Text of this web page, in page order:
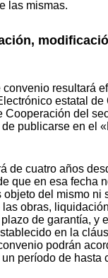
las mismas.
resultará
estatal de
Cooperación del
publicarse en el
de cuatro años
que en esa fecha
objeto del mismo ni
las obras,
de garantía, y
en la
podrán
período de hasta